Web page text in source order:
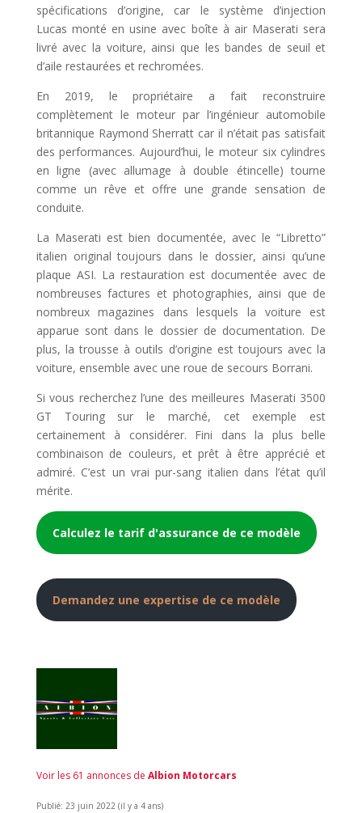
spécifications d’origine, car le système d’injection
Lucas monté en usine avec boîte à air Maserati sera
livré avec la voiture, ainsi que les bandes de seuil et
d’aile restaurées et rechromées.
En 2019, le propriétaire a fait reconstruire
complètement le moteur par l’ingénieur automobile
britannique Raymond Sherratt car il n’était pas satisfait
des performances. Aujourd’hui, le moteur six cylindres
en ligne (avec allumage à double étincelle) tourne
comme un rêve et offre une grande sensation de
conduite.
La Maserati est bien documentée, avec le “Libretto”
italien original toujours dans le dossier, ainsi qu’une
plaque ASI. La restauration est documentée avec de
nombreuses factures et photographies, ainsi que de
nombreux magazines dans lesquels la voiture est
apparue sont dans le dossier de documentation. De
plus, la trousse à outils d’origine est toujours avec la
voiture, ensemble avec une roue de secours Borrani.
Si vous recherchez l’une des meilleures Maserati 3500
GT Touring sur le marché, cet exemple est
certainement à considérer. Fini dans la plus belle
combinaison de couleurs, et prêt à être apprécié et
admiré. C’est un vrai pur-sang italien dans l’état qu’il
mérite.
Calculez le tarif d'assurance de ce modèle
Demandez une expertise de ce modèle
Voir les 61 annonces de Albion Motorcars
Publié: 23 juin 2022 (il y a 4 ans)